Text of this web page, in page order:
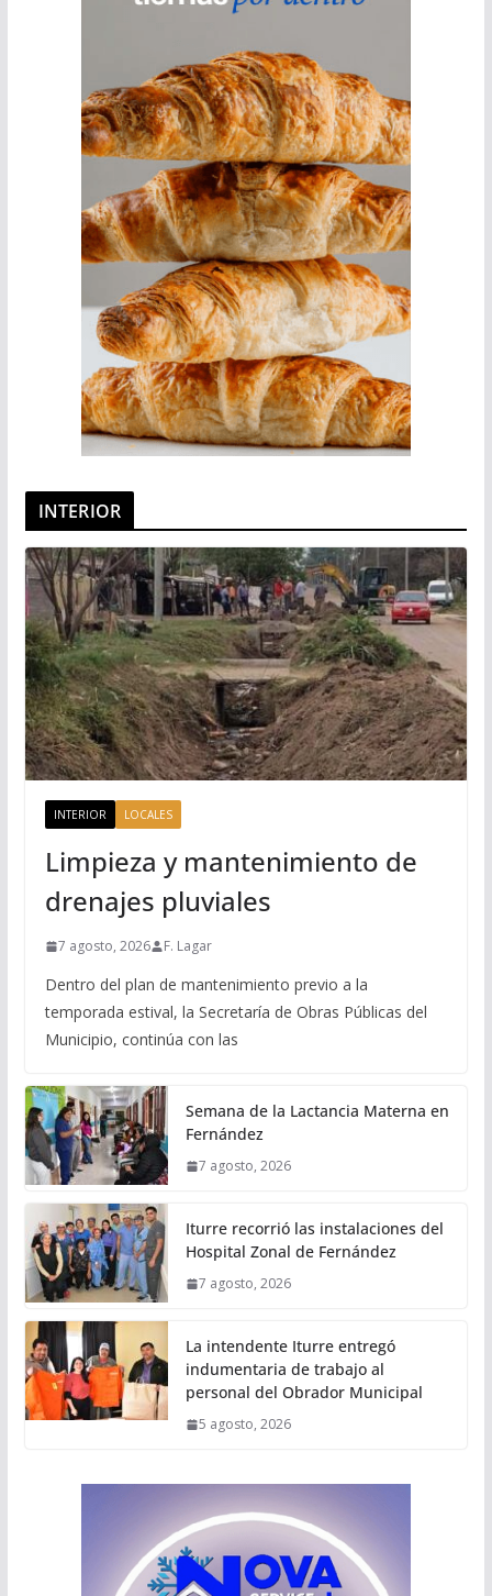
INTERIOR
INTERIOR LOCALES
Limpieza y mantenimiento de
drenajes pluviales
7 agosto, 2026 F. Lagar
Dentro del plan de mantenimiento previo a la
temporada estival, la Secretaría de Obras Públicas del
Municipio, continúa con las
Semana de la Lactancia Materna en
Fernández
7 agosto, 2026
Iturre recorrió las instalaciones del
Hospital Zonal de Fernández
7 agosto, 2026
La intendente Iturre entregó
indumentaria de trabajo al
personal del Obrador Municipal
5 agosto, 2026